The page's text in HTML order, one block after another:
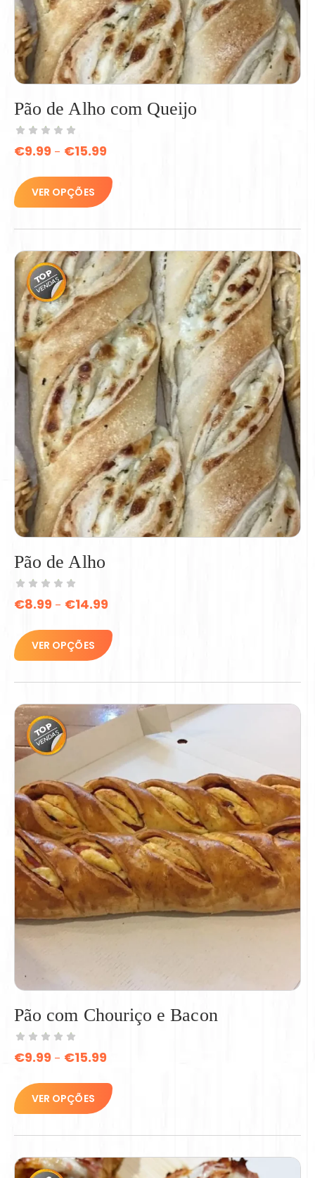
Pão de Alho com Queijo
€9.99 – €15.99
VER OPÇÕES
Pão de Alho
€8.99 – €14.99
VER OPÇÕES
Pão com Chouriço e Bacon
€9.99 – €15.99
VER OPÇÕES